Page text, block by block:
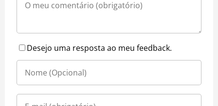
Desejo uma resposta ao meu feedback.